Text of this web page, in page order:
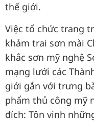
thế giới.
Việc tổ chức trang
khảm trai sơn mài
khắc sơn mỹ nghệ
mạng lưới các
giới gắn với trưng
phẩm thủ công mỹ
đích: Tôn vinh